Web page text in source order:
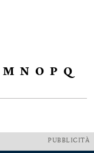
M N O P Q
PUBBLICITÀ